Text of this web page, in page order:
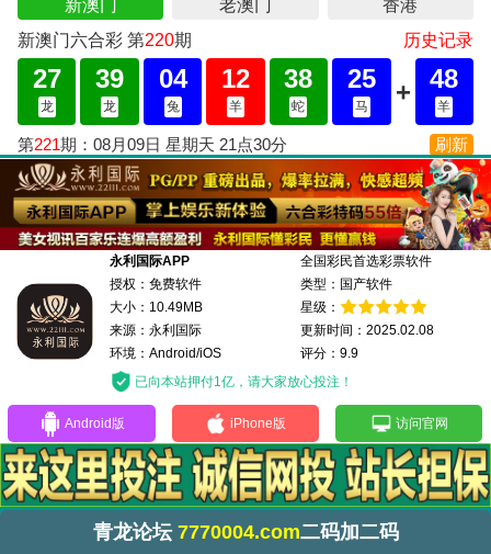
永利国际APP
授权：免费软件
大小：10.49MB
来源：永利国际
环境：Android/iOS
全国彩民首选彩票软件
类型：国产软件
星级：
更新时间：2025.02.08
评分：9.9
已向本站押付1亿，请大家放心投注！
Android版 iPhone版 访问官网
青龙论坛 7770004.com二码加二码